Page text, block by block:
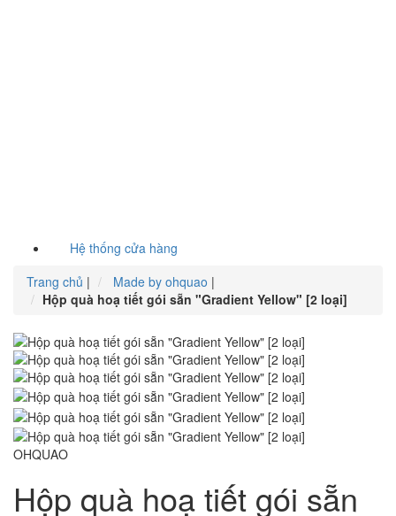
Hệ thống cửa hàng
Trang chủ | Made by ohquao |
Hộp quà hoạ tiết gói sẵn "Gradient Yellow" [2 loại]
OHQUAO
Hộp quà hoạ tiết gói sẵn